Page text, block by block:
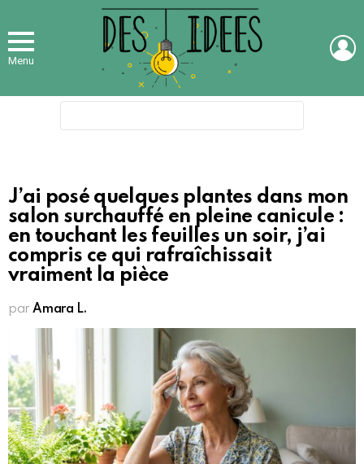
Menu
J’ai posé quelques plantes dans mon
salon surchauffé en pleine canicule :
en touchant les feuilles un soir, j’ai
compris ce qui rafraîchissait
vraiment la pièce
par Amara L.